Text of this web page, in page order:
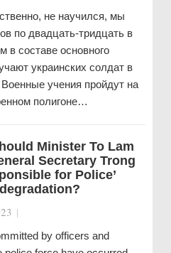
не научился, мы
по двадцать-тридцать в
в составе основного
украинских солдат в
учения пройдут на
полигоне…
Minister To Lam
Secretary Trong
for Police’
|
by officers and